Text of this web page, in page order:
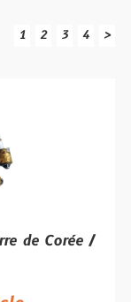
1 2 3 4 >
de Corée /